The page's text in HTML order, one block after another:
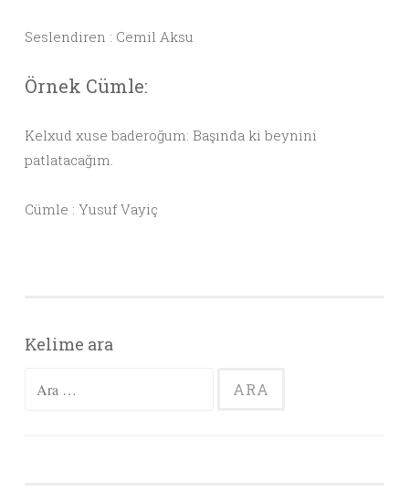
Seslendiren : Cemil Aksu
Örnek Cümle:
Kelxud xuse baderoğum: Başında ki beynini
patlatacağım.
Cümle : Yusuf Vayiç
Kelime ara
Arama: